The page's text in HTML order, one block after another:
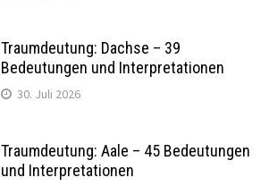
Traumdeutung: Dachse – 39
Bedeutungen und Interpretationen
30. Juli 2026
Traumdeutung: Aale – 45 Bedeutungen
und Interpretationen